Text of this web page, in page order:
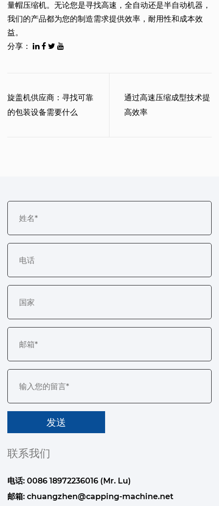
量帽压缩机。无论您是寻找高速，全自动还是半自动机器，
我们的产品都为您的制造需求提供效率，耐用性和成本效
益。
分享：
旋盖机供应商：寻找可靠
的包装设备需要什么
通过高速压缩成型技术提
高效率
联系我们
电话: 0086 18972236016 (Mr. Lu)
邮箱: chuangzhen@capping-machine.net